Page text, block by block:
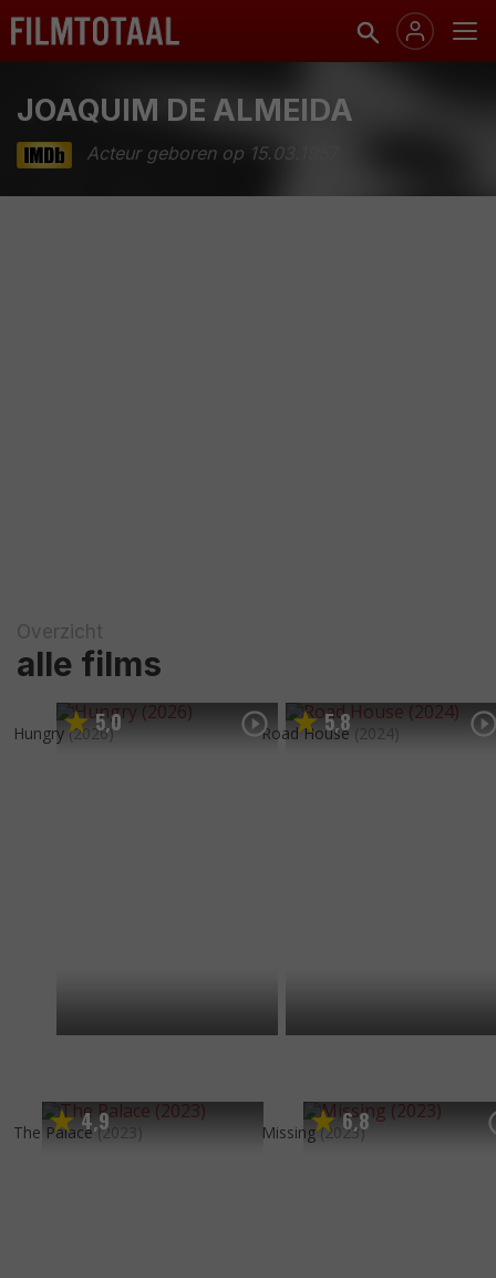
JOAQUIM DE ALMEIDA
Acteur geboren op 15.03.1957
Overzicht
alle films
5,0
Hungry (2026) 5,8
Road House (2024)
4,9
The Palace (2023) 6,8
Missing (2023)